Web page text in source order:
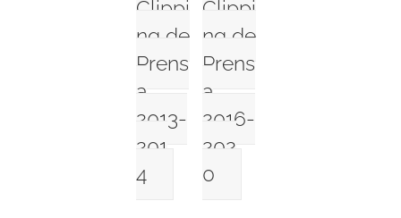
Clippi
ng de
Prens
a
2013-
201
4
Clippi
ng de
Prens
a
2016-
202
0